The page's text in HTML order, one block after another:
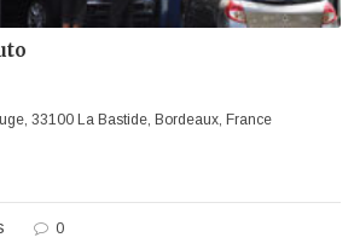
33100 La Bastide, Bordeaux, France
0